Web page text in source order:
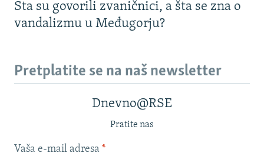
Šta su govorili zvaničnici, a šta se zna o
vandalizmu u Međugorju?
Pretplatite se na naš newsletter
Dnevno@RSE
Pratite nas
Vaša e-mail adresa *